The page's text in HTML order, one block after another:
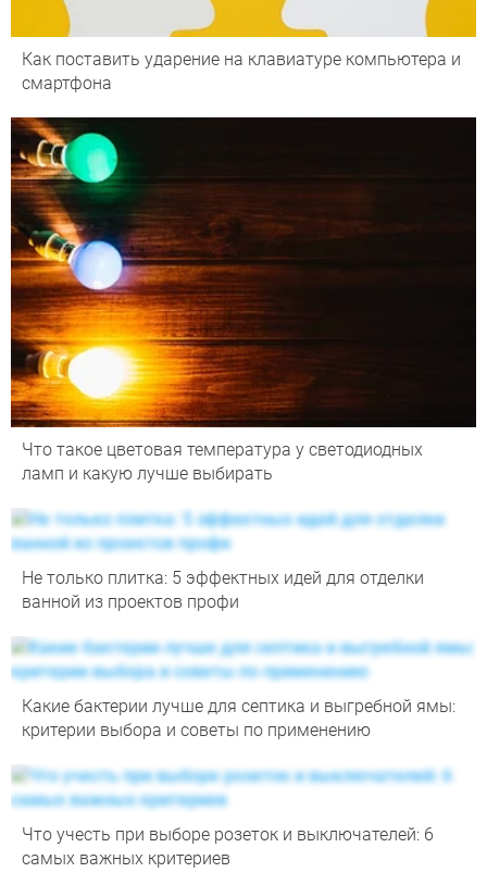
Как поставить ударение на клавиатуре компьютера и
смартфона
Что такое цветовая температура у светодиодных
ламп и какую лучше выбирать
Не только плитка: 5 эффектных идей для отделки
ванной из проектов профи
Какие бактерии лучше для септика и выгребной ямы:
критерии выбора и советы по применению
Что учесть при выборе розеток и выключателей: 6
самых важных критериев